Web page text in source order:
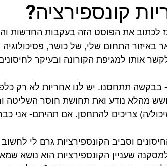
קונספירציה?
לכתוב את הפוסט הזה בעקבות החדשות
באיזור התחום שלי, של כושר,
אותו למגיפת הקורונה ובעיקר
בבקשה תתחסנו. יש לנו אחריות לא רק
מהלא נודע ואת תחושת חוסר השליטה
ה) צריכים להתחסן. אם תהיתם- אני
וסביב הקונספירציות גרם לי
שעניין הקונספירציות הוא נושא